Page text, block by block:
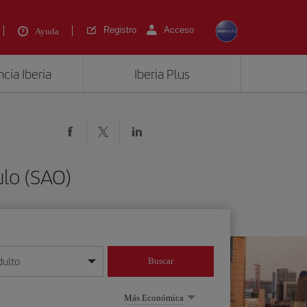
Ayuda Registro Acceso
Iberia Iberia Plus
(SAO)
mes/año
Buscar
Más Económica